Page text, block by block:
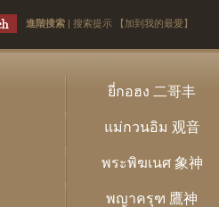
進階搜索 | 搜索提示 【加到我的最愛】
ยี่กอฮง 二哥丰
แม่กวนอิม 观音
พระพิฆเนศ 象神
พญาครุฑ 鷹神